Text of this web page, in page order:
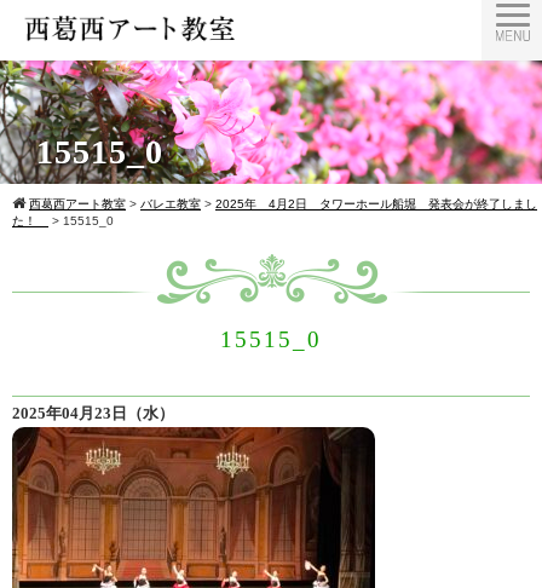
15515_0
西葛西アート教室 > バレエ教室 > 2025年 4月2日 タワーホール船堀 発表会が終了しまし
た！
> 15515_0
15515_0
2025年04月23日（水）